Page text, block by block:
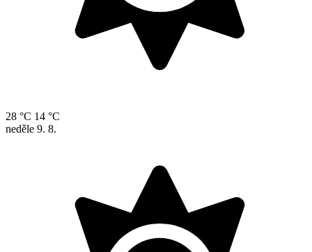
28 °C 14 °C
neděle 9. 8.